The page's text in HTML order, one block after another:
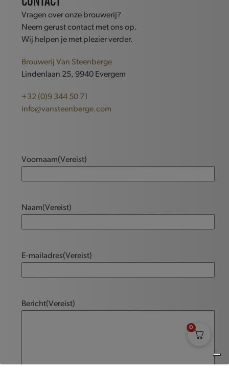
Vragen over onze brouwerij?
Neem gerust contact met ons op.
Wij helpen je met plezier verder.
Brouwerij Van Steenberge
Lindenlaan 25, 9940 Evergem
+32 (0)9 344 50 71
info@vansteenberge.com
Voornaam(Vereist)
Naam(Vereist)
E-mailadres(Vereist)
Bericht(Vereist)
0